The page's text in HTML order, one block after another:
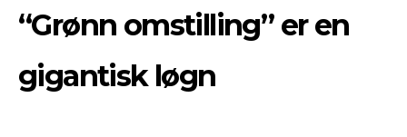
“Grønn omstilling” er en
gigantisk løgn